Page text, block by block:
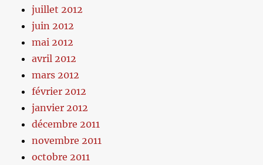
juillet 2012
juin 2012
mai 2012
avril 2012
mars 2012
février 2012
janvier 2012
décembre 2011
novembre 2011
octobre 2011